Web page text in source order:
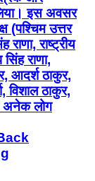
इस अवसर
(पश्चिम उत्तर
राष्ट्रीय
राणा,
आदर्श ठाकुर,
विशाल ठाकुर,
अनेक लोग